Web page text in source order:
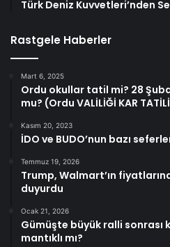
Türk Deniz Kuvvetleri’nden
Rastgele Haberler
Mart 6, 2025
Ordu okullar tatil mi? 28
mu? (Ordu VALİLİĞİ KAR
Kasım 20, 2023
İDO ve BUDO’nun bazı
Temmuz 19, 2026
Trump, Walmart’ın
duyurdu
Ocak 21, 2026
Gümüşte büyük ralli sonrası
mantıklı mı?